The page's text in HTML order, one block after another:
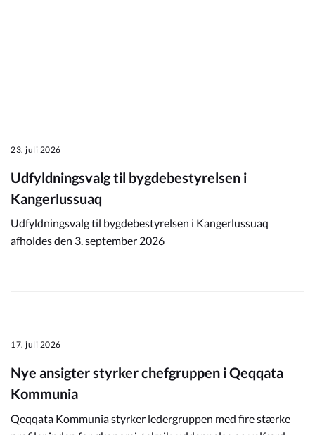
23. juli 2026
Udfyldningsvalg til bygdebestyrelsen i
Kangerlussuaq
Udfyldningsvalg til bygdebestyrelsen i Kangerlussuaq
afholdes den 3. september 2026
17. juli 2026
Nye ansigter styrker chefgruppen i Qeqqata
Kommunia
Qeqqata Kommunia styrker ledergruppen med fire stærke